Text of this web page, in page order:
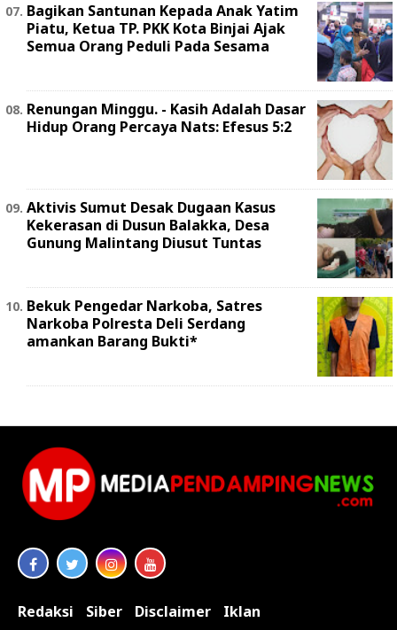
Bagikan Santunan Kepada Anak Yatim
Piatu, Ketua TP. PKK Kota Binjai Ajak
Semua Orang Peduli Pada Sesama
Renungan Minggu. - Kasih Adalah Dasar
Hidup Orang Percaya Nats: Efesus 5:2
Aktivis Sumut Desak Dugaan Kasus
Kekerasan di Dusun Balakka, Desa
Gunung Malintang Diusut Tuntas
Bekuk Pengedar Narkoba, Satres
Narkoba Polresta Deli Serdang
amankan Barang Bukti*
Redaksi Siber Disclaimer Iklan